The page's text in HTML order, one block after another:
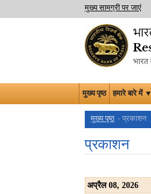
मुख्य सामग्री पर जाएं
मुख्य पृष्ठ हमारे बारे में ▼
मुख्य पृष्ठ प्रकाशन
प्रकाशन
अप्रैल08, 2026